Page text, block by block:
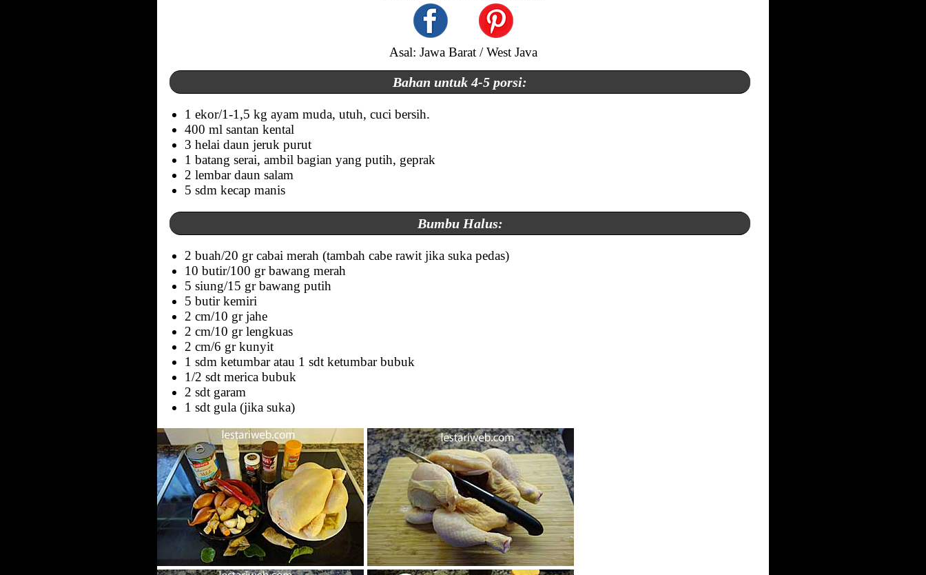
Asal: Jawa Barat / West Java
Bahan untuk 4-5 porsi:
1 ekor/1-1,5 kg ayam muda, utuh, cuci bersih.
400 ml santan kental
3 helai daun jeruk purut
1 batang serai, ambil bagian yang putih, geprak
2 lembar daun salam
5 sdm kecap manis
Bumbu Halus:
2 buah/20 gr cabai merah (tambah cabe rawit jika suka pedas)
10 butir/100 gr bawang merah
5 siung/15 gr bawang putih
5 butir kemiri
2 cm/10 gr jahe
2 cm/10 gr lengkuas
2 cm/6 gr kunyit
1 sdm ketumbar atau 1 sdt ketumbar bubuk
1/2 sdt merica bubuk
2 sdt garam
1 sdt gula (jika suka)